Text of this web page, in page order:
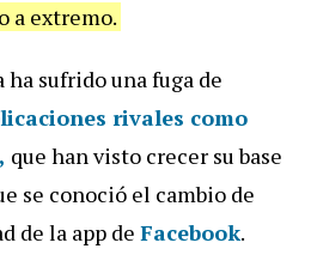
a extremo.
sufrido una fuga de
rivales como
que han visto crecer su base
se conoció el cambio de
de la app de Facebook.